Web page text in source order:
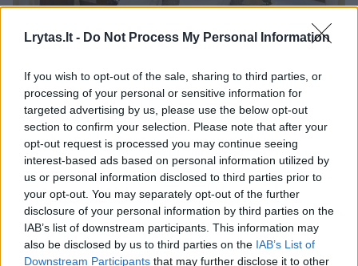
Lrytas.lt - Do Not Process My Personal Information
If you wish to opt-out of the sale, sharing to third parties, or
processing of your personal or sensitive information for
targeted advertising by us, please use the below opt-out
section to confirm your selection. Please note that after your
opt-out request is processed you may continue seeing
interest-based ads based on personal information utilized by
us or personal information disclosed to third parties prior to
your opt-out. You may separately opt-out of the further
disclosure of your personal information by third parties on the
IAB’s list of downstream participants. This information may
also be disclosed by us to third parties on the IAB’s List of
Downstream Participants that may further disclose it to other
Daugiau nuotraukų (17)
Vila „Auska“.
T.Bauro nuotr.
Palangos meras Šarūnas Vaitkus įsitikinęs, jog
panašios publikacijos – tai akivaizdus
kerštas už tai, kad kažkam buvo sužlugdyta
seniai puoselėta mintis „Auską“ pusvelčiui
privatizuoti.